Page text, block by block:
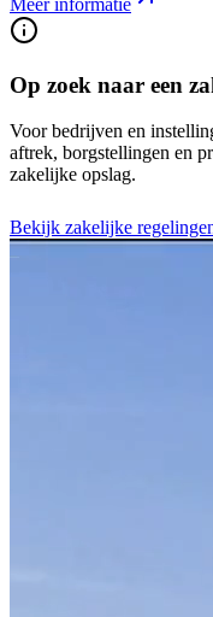
Meer informatie
Op zoek naar een
Voor bedrijven en
aftrek, borgstellingen en
zakelijke opslag.
Bekijk zakelijke